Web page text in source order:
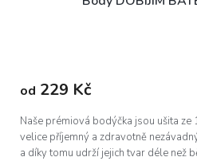
je
z
5
hvězdiček.
od 229 Kč
Naše prémiová bodýčka jsou ušita
velice příjemný a zdravotně
a díky tomu udrží jejich tvar déle než